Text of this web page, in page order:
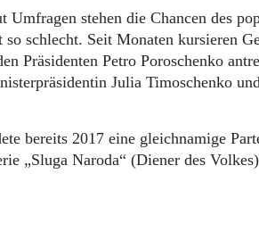
Panorama
Gesellschaft
Leben
Geschichte
Ostpreußen
Schlesien
Danzig und Westpreußen
stehen die Chancen des
schlecht. Seit Monaten kursieren
Präsidenten Petro Poroschenko
Julia Timoschenko
bereits 2017 eine gleichnamige
„Sluga Naroda“ (Diener des